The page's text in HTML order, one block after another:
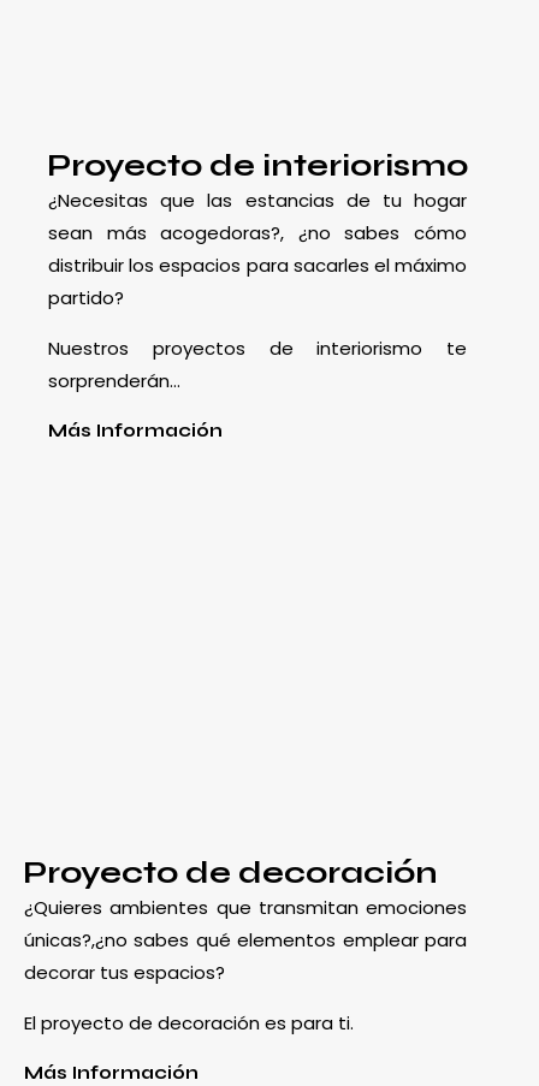
Proyecto de interiorismo
¿Necesitas que las estancias de tu hogar
sean más acogedoras?, ¿no sabes cómo
distribuir los espacios para sacarles el máximo
partido?
Nuestros proyectos de interiorismo te
sorprenderán…
Más Información
Proyecto de decoración
¿Quieres ambientes que transmitan emociones
únicas?,¿no sabes qué elementos emplear para
decorar tus espacios?
El proyecto de decoración es para ti.
Más Información